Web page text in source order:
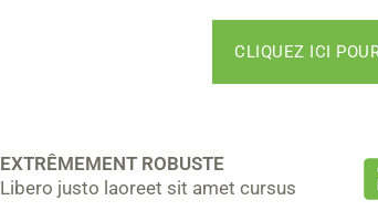
CLIQUEZ ICI
EXTRÊMEMENT ROBUSTE
Libero justo laoreet sit amet cursus